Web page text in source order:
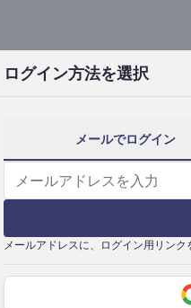
ログイン方法を選択
メールでログイン
メールアドレスに、ログイン用リンク
メ
記事
存
い距離で執筆